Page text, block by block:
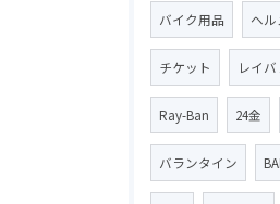
バイク用品 ヘル
チケット レイ
Ray-Ban 24金
バランタイン